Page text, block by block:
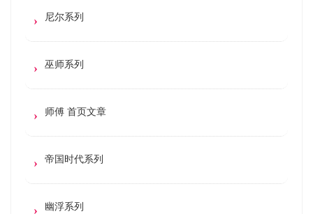
尼尔系列
巫师系列
师傅 首页文章
帝国时代系列
幽浮系列